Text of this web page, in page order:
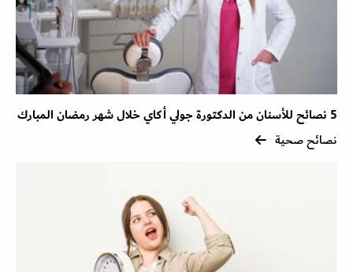
5 نصائح للأسنان من الدكتورة جولي أكاي خلال شهر رمضان المبارك
نصائح صحية